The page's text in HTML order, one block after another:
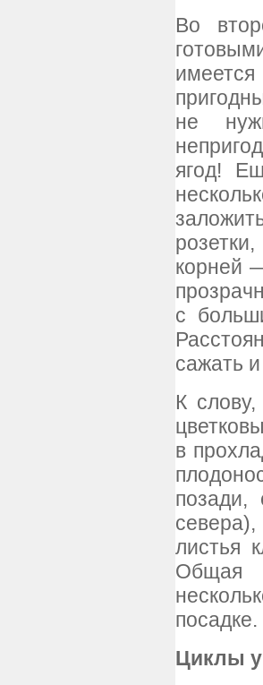
Во
не
ягод!
корней
с
сажать
К
в
листья
Общая
посадке.
Циклы